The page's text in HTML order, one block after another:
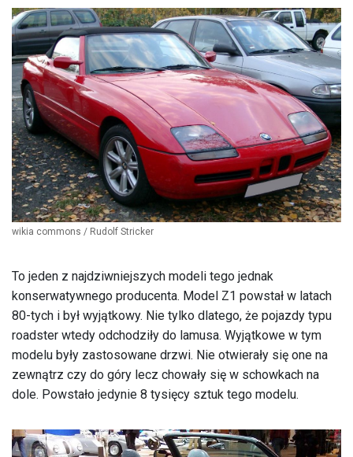
wikia commons / Rudolf Stricker
To jeden z najdziwniejszych modeli tego jednak
konserwatywnego producenta. Model Z1 powstał w latach
80-tych i był wyjątkowy. Nie tylko dlatego, że pojazdy typu
roadster wtedy odchodziły do lamusa. Wyjątkowe w tym
modelu były zastosowane drzwi. Nie otwierały się one na
zewnątrz czy do góry lecz chowały się w schowkach na
dole. Powstało jedynie 8 tysięcy sztuk tego modelu.